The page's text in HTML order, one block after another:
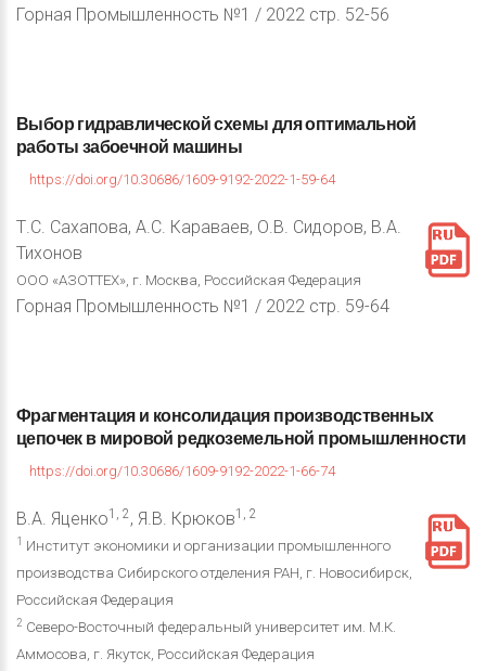
Горная Промышленность №1 / 2022 стр. 52-56
Выборгидравлическойсхемыдляоптимальной
работызабоечной машины
https://doi.org/10.30686/1609-9192-2022-1-59-64
Т.С. Сахапова, А.С. Караваев, О.В. Сидоров, В.А.
Тихонов
ООО «АЗОТТЕХ», г. Москва, Российская Федерация
Горная Промышленность №1 / 2022 стр. 59-64
Фрагментацияи консолидацияпроизводственных
цепочеквмировой редкоземельной промышленности
https://doi.org/10.30686/1609-9192-2022-1-66-74
В.А. Яценко1, 2, Я.В. Крюков1, 2
1
Институт экономики и организации промышленного
производства Сибирского отделения РАН, г. Новосибирск,
Российская Федерация
2 Северо-Восточный федеральный университет им. М.К.
Аммосова, г. Якутск, Российская Федерация